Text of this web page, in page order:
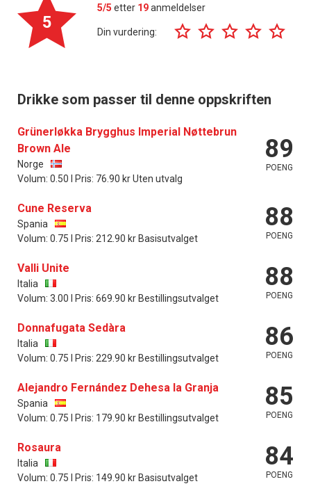
5
5/5 etter 19anmeldelser
Din vurdering:
Drikke som passer til denne oppskriften
Grünerløkka Brygghus Imperial Nøttebrun
Brown Ale
Norge
Volum: 0.50 l Pris: 76.90 kr Uten utvalg
89
POENG
Cune Reserva
Spania
Volum: 0.75 l Pris: 212.90 kr Basisutvalget
88
POENG
Valli Unite
Italia
Volum: 3.00 l Pris: 669.90 kr Bestillingsutvalget
88
POENG
Donnafugata Sedàra
Italia
Volum: 0.75 l Pris: 229.90 kr Bestillingsutvalget
86
POENG
Alejandro Fernández Dehesa la Granja
Spania
Volum: 0.75 l Pris: 179.90 kr Bestillingsutvalget
85
POENG
Rosaura
Italia
Volum: 0.75 l Pris: 149.90 kr Basisutvalget
84
POENG